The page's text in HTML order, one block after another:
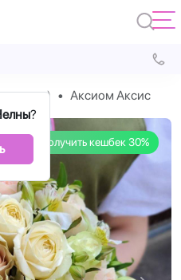
?
Аксиом Аксис
Получить кешбек 30%